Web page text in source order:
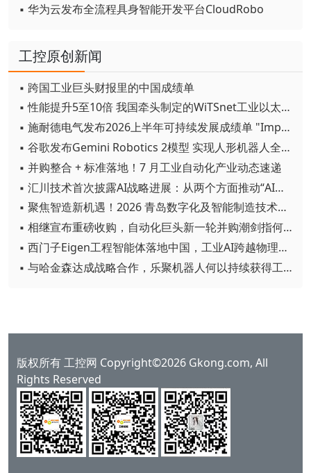
▪ 华为云发布全流程具身智能开发平台CloudRobo
工控原创新闻
▪ 跨国工业巨头财报里的中国成绩单
▪ 性能提升5至10倍 我国牵头制定的WiTSnet工业以太网国际标准正式发布
▪ 施耐德电气发布2026上半年可持续发展成绩单 "Impact 2030"路线图开局稳健
▪ 谷歌发布Gemini Robotics 2模型 实现人形机器人全身智能控制突破
▪ 并购整合 + 标准落地！7 月工业自动化产业动态速递
▪ 汇川技术首次披露AI战略进展：从两个方面推动“AI业务化”落地
▪ 聚焦智造新机遇！2026 青岛数字化及智能制造技术论坛圆满落幕
▪ 相继宣布重磅收购，自动化巨头新一轮并购潮剑指何方？
▪ 西门子Eigen工程智能体落地中国，工业AI跨越物理世界“确定性”拐点
▪ 与哈金森达成战略合作，乐聚机器人何以持续获得工业巨头青睐？
版权所有 工控网 Copyright©2026 Gkong.com, All
Rights Reserved